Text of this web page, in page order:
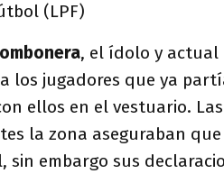
(LPF)
, el ídolo y actual
los jugadores que ya
ellos en el vestuario.
la zona aseguraban que
sin embargo sus